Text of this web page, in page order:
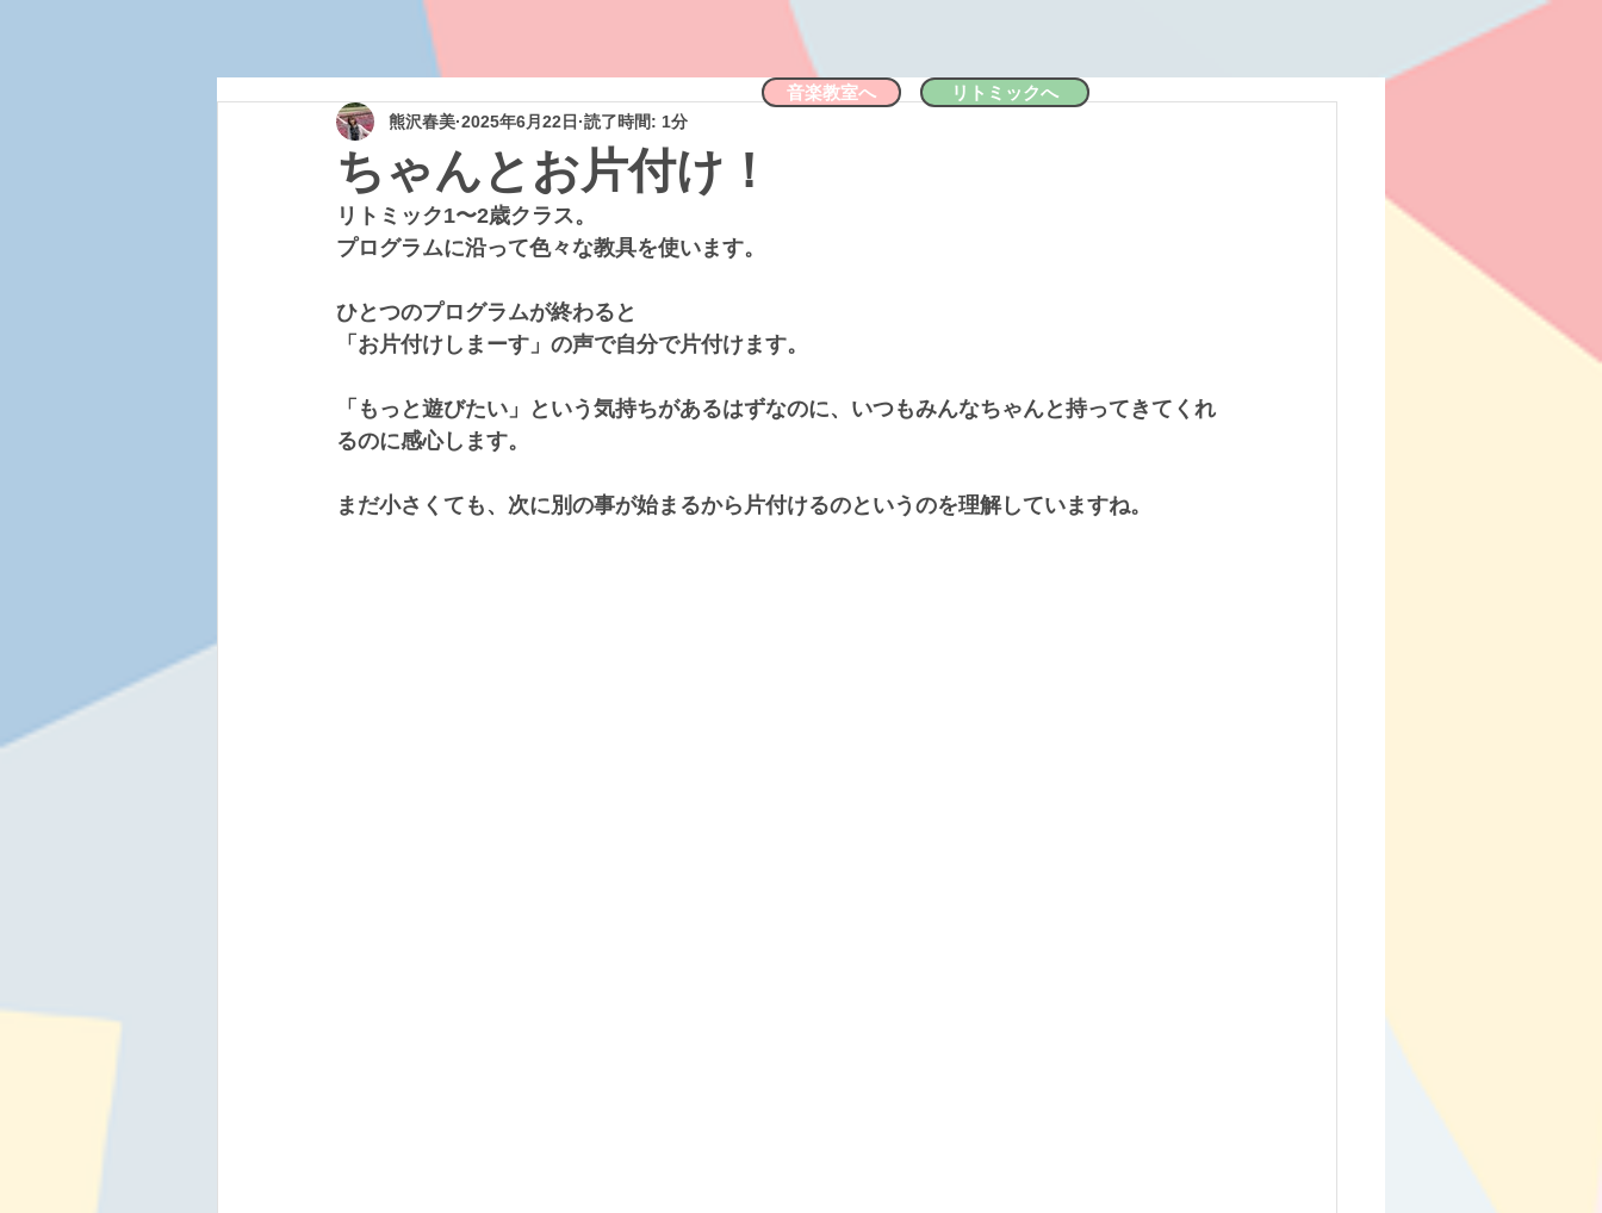
ちゃんとお片付け！
熊沢春美 2025年6月22日 読了時間: 1分
リトミック1〜2歳クラス。
プログラムに沿って色々な教具を使います。
ひとつのプログラムが終わると
「お片付けしまーす」の声で自分で片付けます。
「もっと遊びたい」という気持ちがあるはずなのに、いつもみんなちゃんと持ってきてくれ
るのに感心します。
まだ小さくても、次に別の事が始まるから片付けるのというのを理解していますね。
音楽教室へ リトミックへ